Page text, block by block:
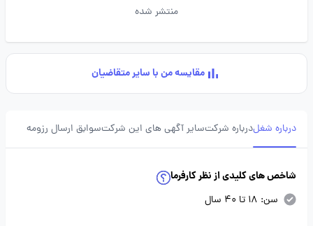
منتشر شده
مقایسه من با سایر متقاضیان
درباره شغلدرباره شرکتسایر آگهی های این شرکتسوابق ارسال رزومه
شاخص های کلیدی از نظر کارفرما
سن: 18 تا 40 سال